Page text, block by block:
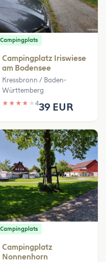
Campingplats
Campingplatz Iriswiese
am Bodensee
Kressbronn / Baden-
Württemberg
★ ★ ★ ★ ★ 439 EUR
Campingplats
Campingplatz
Nonnenhorn